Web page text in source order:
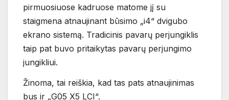
pirmuosiuose kadruose matome jį su
staigmena atnaujinant būsimo „i4“ dvigubo
ekrano sistemą. Tradicinis pavarų perjungiklis
taip pat buvo pritaikytas pavarų perjungimo
jungikliui.
Žinoma, tai reiškia, kad tas pats atnaujinimas
bus ir „G05 X5 LCI“.